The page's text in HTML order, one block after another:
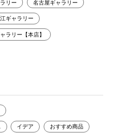
リー 名古屋ギャラリー
ギャラリー
ラリー【本店】
イデア おすすめ商品